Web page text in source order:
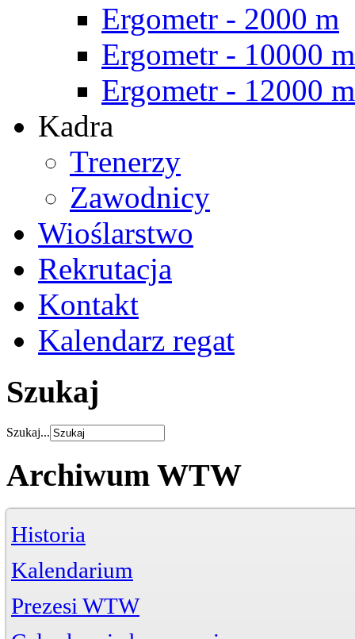
Ergometr - 2000 m
Ergometr - 10000 m
Ergometr - 12000 m
Kadra
Trenerzy
Zawodnicy
Wioślarstwo
Rekrutacja
Kontakt
Kalendarz regat
Szukaj
Szukaj...
Archiwum WTW
Historia
Kalendarium
Prezesi WTW